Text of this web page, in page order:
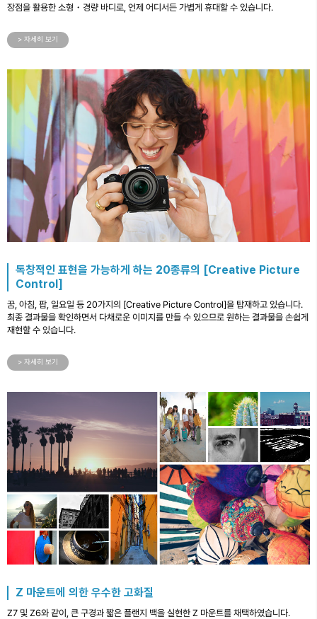
장점을 활용한 소형・경량 바디로, 언제 어디서든 가볍게 휴대할 수 있습니다.
> 자세히 보기
독창적인 표현을 가능하게 하는 20종류의 [Creative Picture
Control]
꿈, 아침, 팝, 일요일 등 20가지의 [Creative Picture Control]을 탑재하고 있습니다.
최종 결과물을 확인하면서 다채로운 이미지를 만들 수 있으므로 원하는 결과물을 손쉽게
재현할 수 있습니다.
> 자세히 보기
Z 마운트에 의한 우수한 고화질
Z7 및 Z6와 같이, 큰 구경과 짧은 플랜지 백을 실현한 Z 마운트를 채택하였습니다.